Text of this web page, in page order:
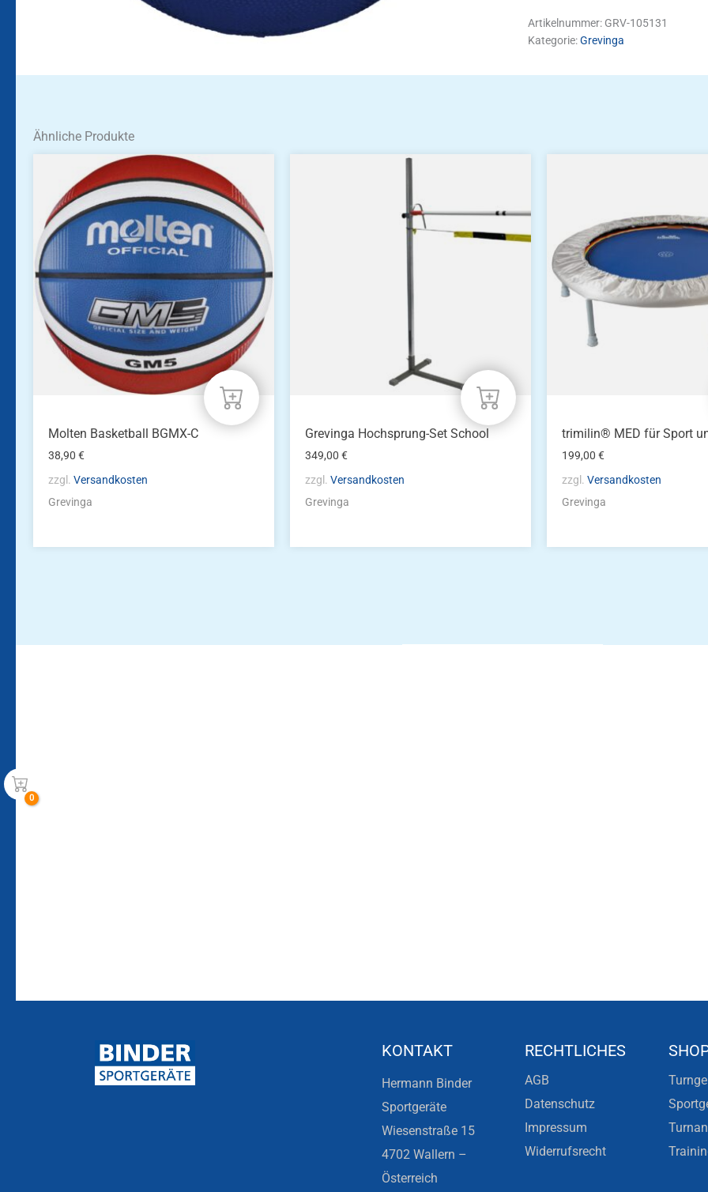
Artikelnummer: GRV-105131
Kategorie:Grevinga
Ähnliche Produkte
Molten Basketball BGMX-C
38,90€
zzgl.Versandkosten
Grevinga
Grevinga Hochsprung-Set School
349,00€
zzgl.Versandkosten
Grevinga
trimilin® MED für Sport
199,00€
zzgl.Versandkosten
Grevinga
KONTAKT
Hermann Binder
Sportgeräte
Wiesenstraße 15
4702 Wallern –
Österreich
RECHTLICHES
AGB
Datenschutz
Impressum
Widerrufsrecht